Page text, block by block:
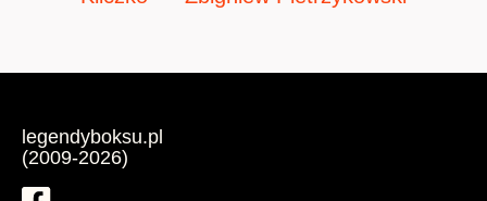
legendyboksu.pl
(2009-2026)